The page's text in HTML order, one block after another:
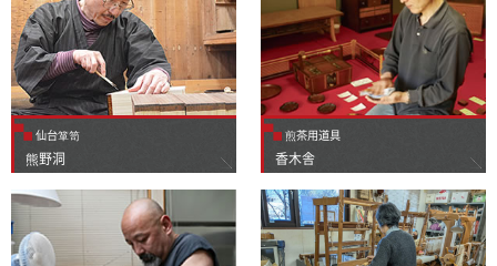
仙台箪笥
熊野洞
煎茶用道具
香木舎